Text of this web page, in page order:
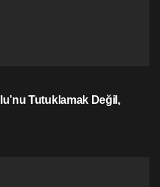
Tutuklamak Değil,